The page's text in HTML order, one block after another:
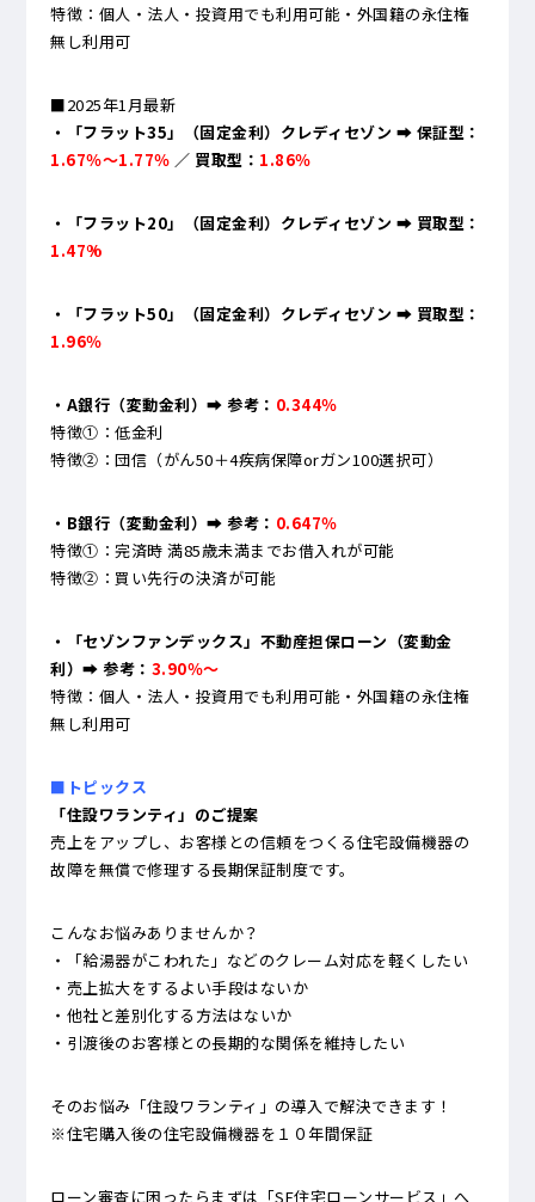
特徴：個人・法人・投資用でも利用可能・外国籍の永住権
無し利用可
■2025年1月最新
・「フラット35」（固定金利）クレディセゾン ➡ 保証型：
1.67％～1.77％ ／ 買取型： 1.86％
・「フラット20」（固定金利）クレディセゾン ➡ 買取型：
1.47%
・「フラット50」（固定金利）クレディセゾン ➡ 買取型：
1.96％
・A銀行（変動金利）➡ 参考： 0.344％
特徴①：低金利
特徴②：団信（がん50＋4疾病保障orガン100選択可）
・B銀行（変動金利）➡ 参考： 0.647％
特徴①：完済時 満85歳未満までお借入れが可能
特徴②：買い先行の決済が可能
・「セゾンファンデックス」不動産担保ローン（変動金
利）➡ 参考： 3.90％～
特徴：個人・法人・投資用でも利用可能・外国籍の永住権
無し利用可
■トピックス
「住設ワランティ」のご提案
売上をアップし、お客様との信頼をつくる住宅設備機器の
故障を無償で修理する長期保証制度です。
こんなお悩みありませんか？
・「給湯器がこわれた」などのクレーム対応を軽くしたい
・売上拡大をするよい手段はないか
・他社と差別化する方法はないか
・引渡後のお客様との長期的な関係を維持したい
そのお悩み「住設ワランティ」の導入で解決できます！
※住宅購入後の住宅設備機器を１０年間保証
ローン審査に困ったらまずは「SE住宅ローンサービス」へ